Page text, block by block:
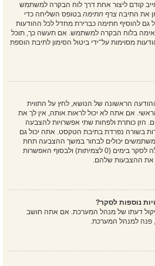
קודם ליצור אחת דרך לוח הבקרה למשתמש
את התיבה צרף חתימה בטופס השליחה כדי
גם להוסיף חתימה כברירת מחדל לכל ההודעות
בלוח הבקרה למשתמש. אם תעשה כך, תוכל
מסוימות על־ידי ביטול הסימון לתיבת הוספת
הראשונה של הנושא, לחץ על התווית
אם אתה לא יכול לראות אותה, אין לך את
הזן כותרת ולפחות שתי אפשרויות להצבעה
בשורה נפרדת בתיבת הטקסט. אתה יכול גם
יכולים לבחור במשך ההצבעה תחת
“אפשרויות לכל משתמש”, זמן הגבלה לסקר בימים (0 לצמיתות) ולבסוף האפשרות
ההצבעות שלהם.
נוספות לסקר?
דעתו של מנהל המערכת. אם אתה חושב
פנה למנהל המערכת.